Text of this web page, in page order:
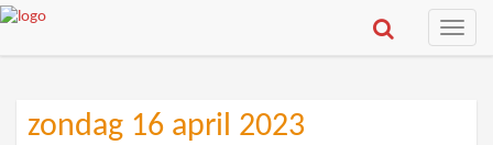
Toggle
zondag 16 april 2023